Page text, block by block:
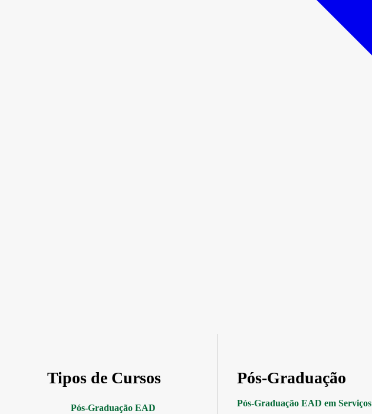
Tipos de Cursos
Pós-Graduação EAD
Pós-Graduação
Pós-Graduação EAD em Serviços